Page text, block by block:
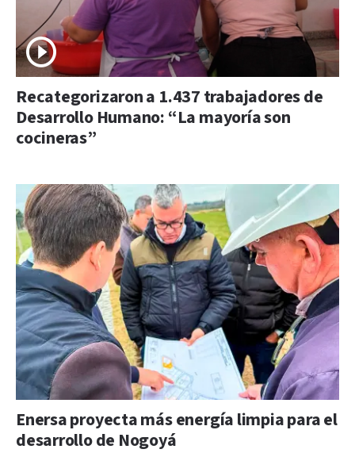
Recategorizaron a 1.437 trabajadores de
Desarrollo Humano: “La mayoría son
cocineras”
Enersa proyecta más energía limpia para el
desarrollo de Nogoyá